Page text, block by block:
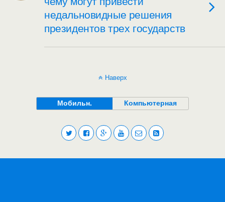
недальновидные решения
президентов трех государств
Наверх
Мобильн. Компьютерная